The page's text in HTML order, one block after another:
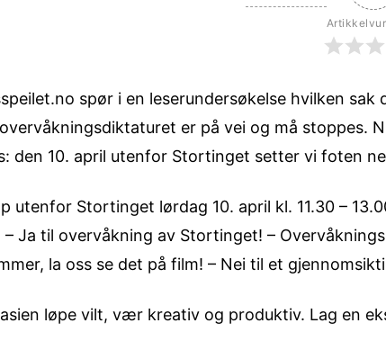
spør i en leserundersøkelse hvilken
er på vei og må stoppes.
den 10. april utenfor Stortinget setter vi foten
utenfor Stortinget lørdag 10. april kl. 11.30 –
– Ja til overvåkning av Stortinget! –
la oss se det på film! – Nei til et
løpe vilt, vær kreativ og produktiv. Lag en